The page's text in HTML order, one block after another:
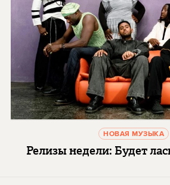
НОВАЯ МУЗЫКА
Релизы недели: Будет